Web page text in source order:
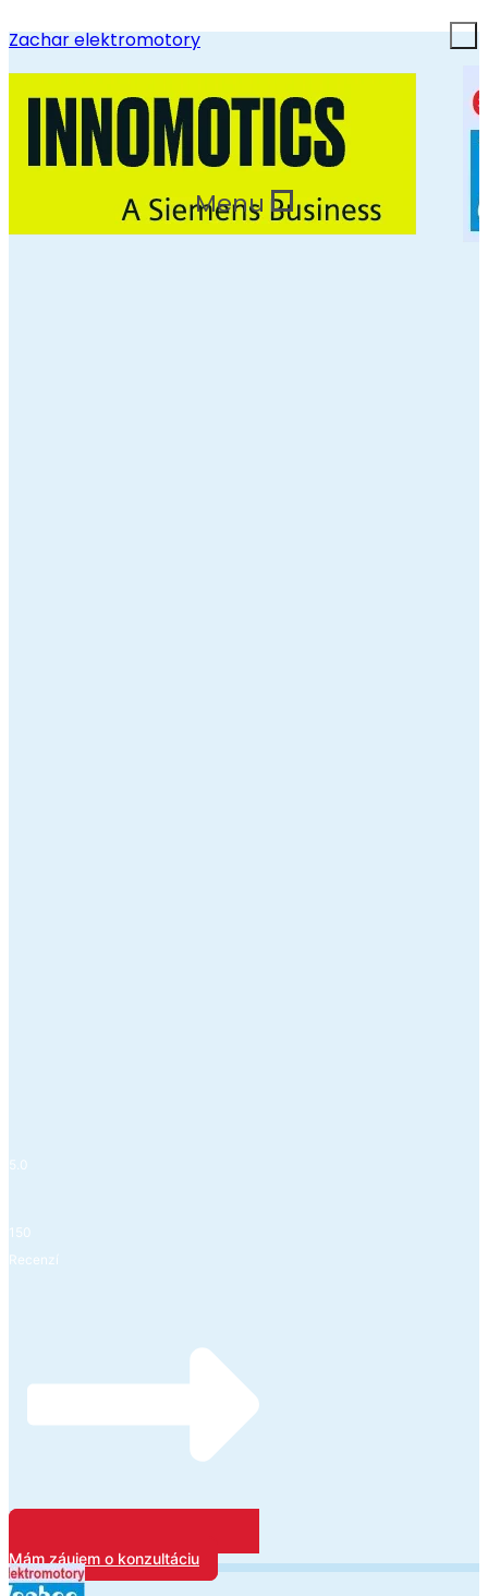
Zachar elektromotory
Menu
5.0
150
Recenzí
Mám záujem o konzultáciu